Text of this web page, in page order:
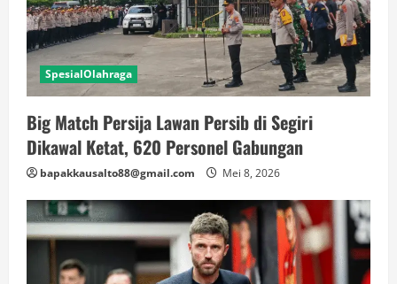
SpesialOlahraga
Big Match Persija Lawan Persib di Segiri
Dikawal Ketat, 620 Personel Gabungan
bapakkausalto88@gmail.com Mei 8, 2026